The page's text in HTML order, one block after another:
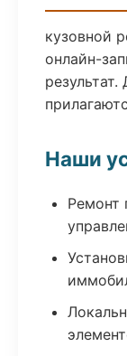
кузовной
онлайн-
Наши
Ремонт